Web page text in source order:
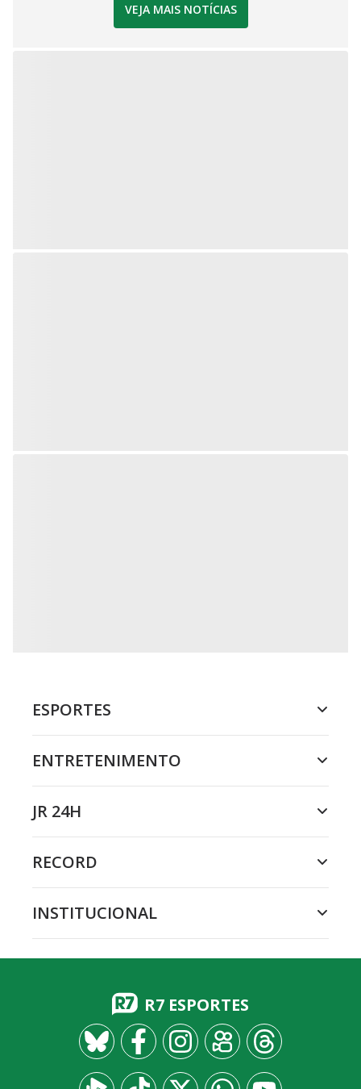
VEJA MAIS NOTÍCIAS
ESPORTES
ENTRETENIMENTO
JR 24H
RECORD
INSTITUCIONAL
R7 ESPORTES